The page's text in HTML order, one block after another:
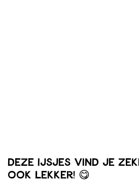
Deze ijsjes vind je
ook lekker! 😋